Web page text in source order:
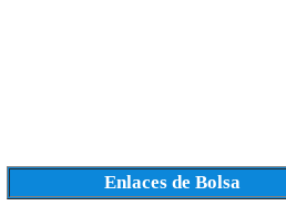
Enlaces de Bolsa